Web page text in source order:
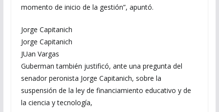
momento de inicio de la gestión”, apuntó.
Jorge Capitanich
Jorge Capitanich
JUan Vargas
Guberman también justificó, ante una pregunta del
senador peronista Jorge Capitanich, sobre la
suspensión de la ley de financiamiento educativo y de
la ciencia y tecnología,